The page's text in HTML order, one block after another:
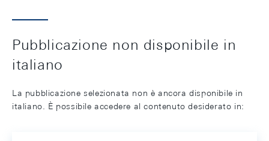
Pubblicazione non disponibile in
italiano
La pubblicazione selezionata non è ancora disponibile in
italiano. È possibile accedere al contenuto desiderato in: